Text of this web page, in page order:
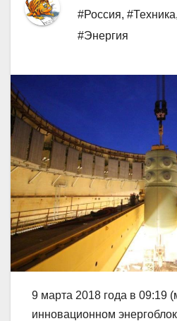
#Россия, #Техника,
#Энергия
9 марта 2018 года в 09:19
инновационном